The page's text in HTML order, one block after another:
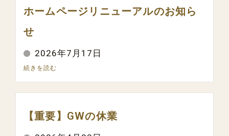
ホームページリニューアルのお知ら
せ
2026年7月17日
続きを読む
【重要】GWの休業